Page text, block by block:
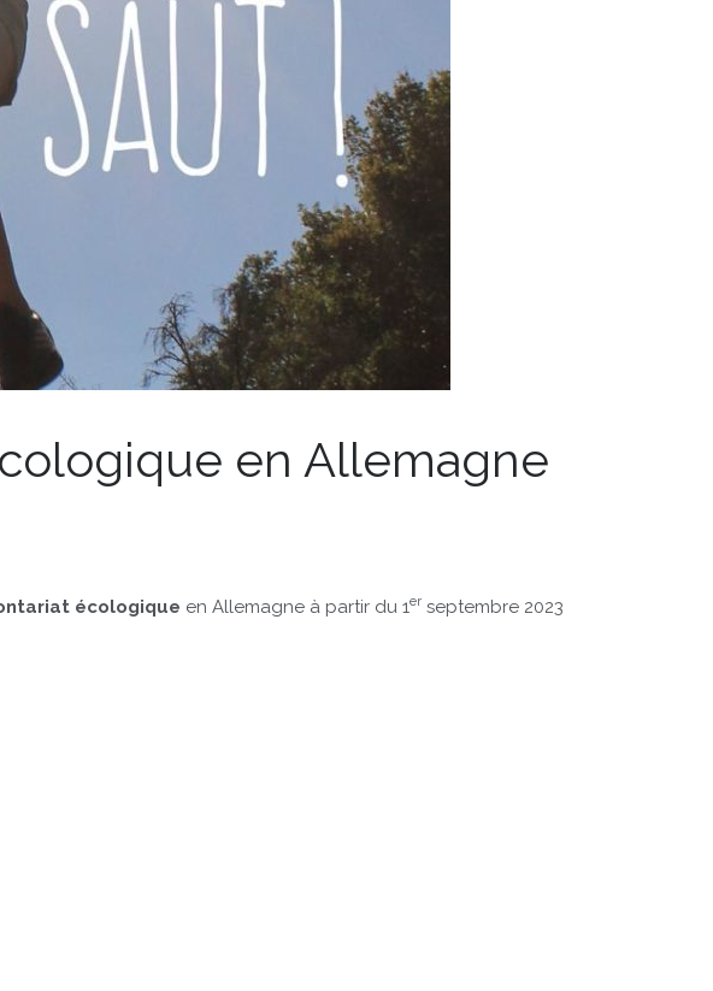
en Allemagne
écologique en Allemagne à partir du 1er septembre 2023